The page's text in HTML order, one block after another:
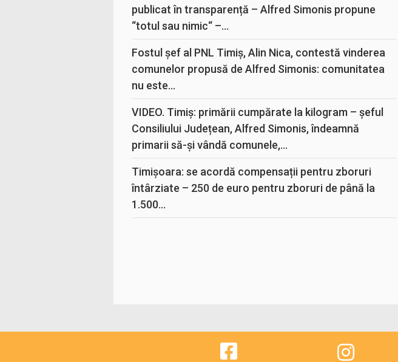
publicat în transparență – Alfred Simonis propune
“totul sau nimic“ –...
Fostul șef al PNL Timiș, Alin Nica, contestă vinderea
comunelor propusă de Alfred Simonis: comunitatea
nu este...
VIDEO. Timiș: primării cumpărate la kilogram – șeful
Consiliului Județean, Alfred Simonis, îndeamnă
primarii să-și vândă comunele,...
Timișoara: se acordă compensații pentru zboruri
întârziate – 250 de euro pentru zboruri de până la
1.500...